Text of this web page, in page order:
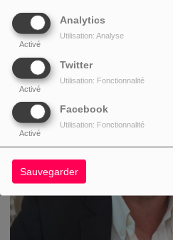
Analytics
Activé
Utilisation: Analyse
Twitter
Activé
Utilisation: Fonctionnalité
Facebook
Activé
Utilisation: Fonctionnalité
Sauvegarder